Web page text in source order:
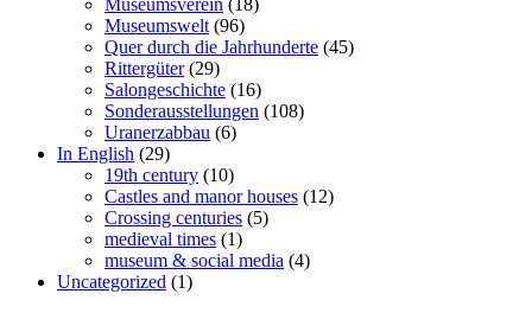
Museumswelt (96)
Quer durch die Jahrhunderte (45)
Rittergüter(29)
Salongeschichte (16)
Sonderausstellungen (108)
Uranerzabbau (6)
In English (29)
19th century (10)
Castles and manor houses (12)
Crossing centuries (5)
medieval times (1)
museum & social media (4)
Uncategorized (1)